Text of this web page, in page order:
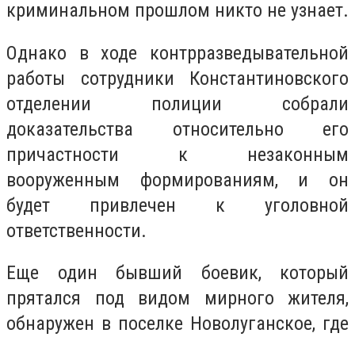
криминальном прошлом никто не узнает.
Однако в ходе контрразведывательной
работы сотрудники Константиновского
отделении полиции собрали
доказательства относительно его
причастности к незаконным
вооруженным формированиям, и он
будет привлечен к уголовной
ответственности.
Еще один бывший боевик, который
прятался под видом мирного жителя,
обнаружен в поселке Новолуганское, где